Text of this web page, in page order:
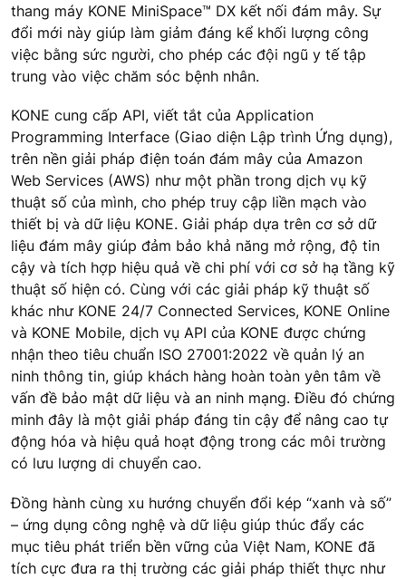
thang máy KONE MiniSpace™ DX kết nối đám mây. Sự
đổi mới này giúp làm giảm đáng kể khối lượng công
việc bằng sức người, cho phép các đội ngũ y tế tập
trung vào việc chăm sóc bệnh nhân.
KONE cung cấp API, viết tắt của Application
Programming Interface (Giao diện Lập trình Ứng dụng),
trên nền giải pháp điện toán đám mây của Amazon
Web Services (AWS) như một phần trong dịch vụ kỹ
thuật số của mình, cho phép truy cập liền mạch vào
thiết bị và dữ liệu KONE. Giải pháp dựa trên cơ sở dữ
liệu đám mây giúp đảm bảo khả năng mở rộng, độ tin
cậy và tích hợp hiệu quả về chi phí với cơ sở hạ tầng kỹ
thuật số hiện có. Cùng với các giải pháp kỹ thuật số
khác như KONE 24/7 Connected Services, KONE Online
và KONE Mobile, dịch vụ API của KONE được chứng
nhận theo tiêu chuẩn ISO 27001:2022 về quản lý an
ninh thông tin, giúp khách hàng hoàn toàn yên tâm về
vấn đề bảo mật dữ liệu và an ninh mạng. Điều đó chứng
minh đây là một giải pháp đáng tin cậy để nâng cao tự
động hóa và hiệu quả hoạt động trong các môi trường
có lưu lượng di chuyển cao.
Đồng hành cùng xu hướng chuyển đổi kép “xanh và số”
– ứng dụng công nghệ và dữ liệu giúp thúc đẩy các
mục tiêu phát triển bền vững của Việt Nam, KONE đã
tích cực đưa ra thị trường các giải pháp thiết thực như